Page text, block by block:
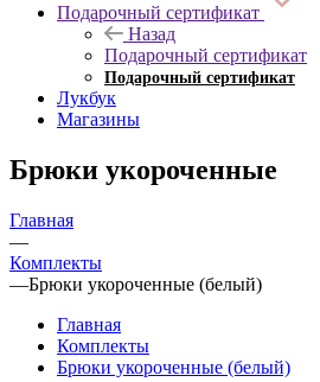
Подарочный сертификат
Назад
Подарочный сертификат
Подарочный сертификат
Лукбук
Магазины
Брюки укороченные
Главная
—
Комплекты
—Брюки укороченные (белый)
Главная
Комплекты
Брюки укороченные (белый)